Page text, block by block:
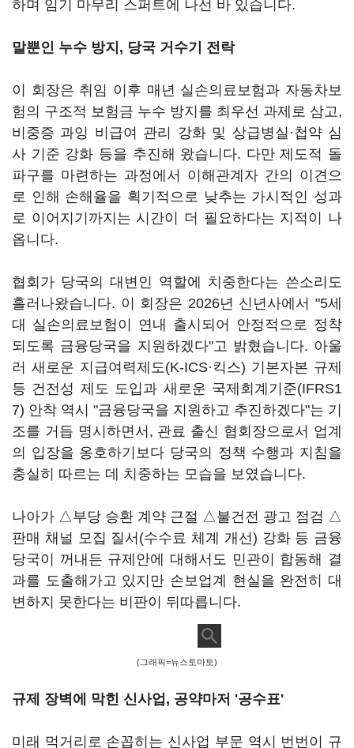
하며 임기 마무리 스퍼트에 나선 바 있습니다.
말뿐인 누수 방지, 당국 거수기 전락
이 회장은 취임 이후 매년 실손의료보험과 자동차보
험의 구조적 보험금 누수 방지를 최우선 과제로 삼고,
비중증 과잉 비급여 관리 강화 및 상급병실·첩약 심
사 기준 강화 등을 추진해 왔습니다. 다만 제도적 돌
파구를 마련하는 과정에서 이해관계자 간의 이견으
로 인해 손해율을 획기적으로 낮추는 가시적인 성과
로 이어지기까지는 시간이 더 필요하다는 지적이 나
옵니다.
협회가 당국의 대변인 역할에 치중한다는 쓴소리도
흘러나왔습니다. 이 회장은 2026년 신년사에서 "5세
대 실손의료보험이 연내 출시되어 안정적으로 정착
되도록 금융당국을 지원하겠다"고 밝혔습니다. 아울
러 새로운 지급여력제도(K-ICS·킥스) 기본자본 규제
등 건전성 제도 도입과 새로운 국제회계기준(IFRS1
7) 안착 역시 "금융당국을 지원하고 추진하겠다"는 기
조를 거듭 명시하면서, 관료 출신 협회장으로서 업계
의 입장을 옹호하기보다 당국의 정책 수행과 지침을
충실히 따르는 데 치중하는 모습을 보였습니다.
나아가 △부당 승환 계약 근절 △불건전 광고 점검 △
판매 채널 모집 질서(수수료 체계 개선) 강화 등 금융
당국이 꺼내든 규제안에 대해서도 민관이 합동해 결
과를 도출해가고 있지만 손보업계 현실을 완전히 대
변하지 못한다는 비판이 뒤따릅니다.
(그래픽=뉴스토마토)
규제 장벽에 막힌 신사업, 공약마저 '공수표'
미래 먹거리로 손꼽히는 신사업 부문 역시 번번이 규